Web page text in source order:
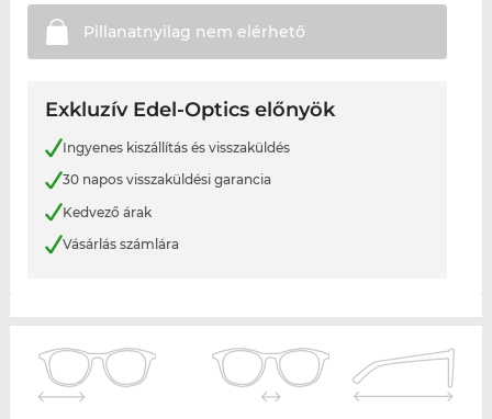
Pillanatnyilag nem elérhető
Exkluzív Edel-Optics előnyök
Ingyenes kiszállítás és visszaküldés
30 napos visszaküldési garancia
Kedvező árak
Vásárlás számlára